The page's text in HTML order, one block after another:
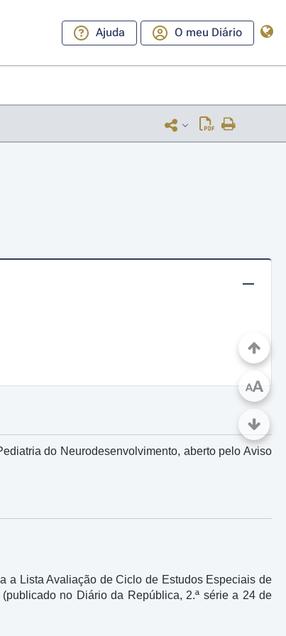
Ajuda O meu Diário
do Neurodesenvolvimento, aberto pelo Aviso
a Lista Avaliação de Ciclo de Estudos Especiais de
(publicado no Diário da República, 2.ª série a 24 de
AA